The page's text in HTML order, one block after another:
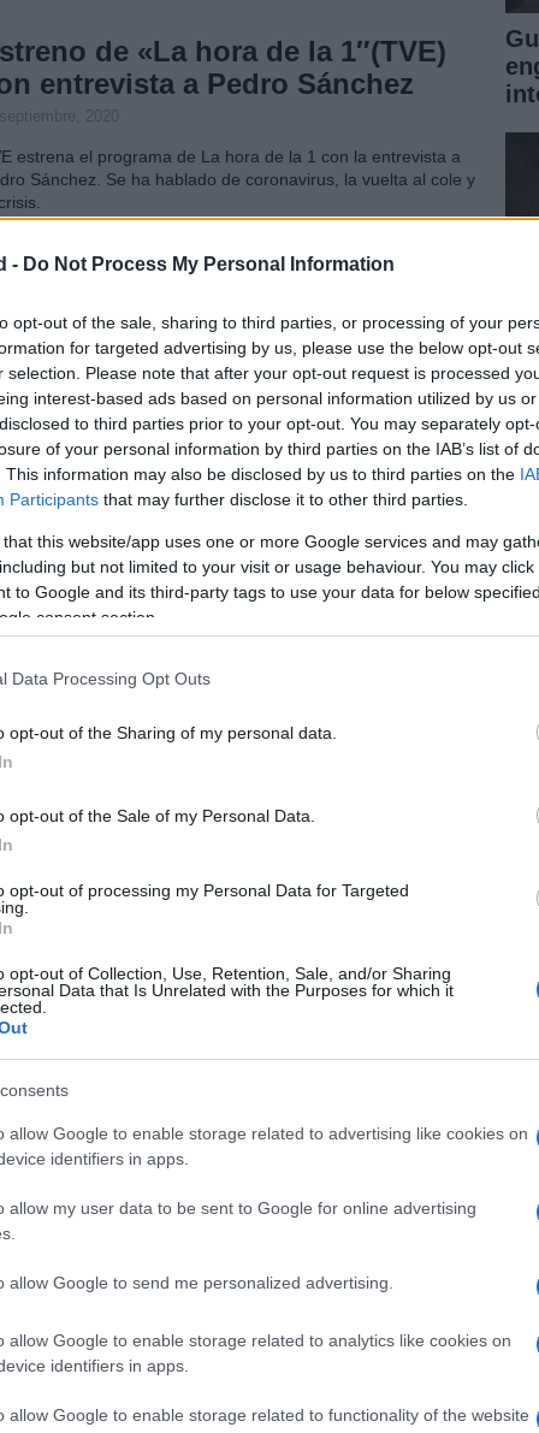
- Do Not Process My Personal Information
opt-out of the sale, sharing to third parties, or processing of your
for targeted advertising by us, please use the below opt-out
selection. Please note that after your opt-out request is processed
interest-based ads based on personal information utilized by us
to third parties prior to your opt-out. You may separately
of your personal information by third parties on the IAB’s list of
This information may also be disclosed by us to third parties on the
Participants that may further disclose it to other third parties.
that this website/app uses one or more Google services and may
but not limited to your visit or usage behaviour. You may
to Google and its third-party tags to use your data for below
consent section.
Data Processing Opt Outs
opt-out of the Sharing of my personal data.
opt-out of the Sale of my Personal Data.
opt-out of processing my Personal Data for Targeted
opt-out of Collection, Use, Retention, Sale, and/or Sharing
Data that Is Unrelated with the Purposes for which it
allow Google to enable storage related to advertising like cookies on
identifiers in apps.
allow my user data to be sent to Google for online advertising
allow Google to send me personalized advertising.
allow Google to enable storage related to analytics like cookies on
identifiers in apps.
allow Google to enable storage related to functionality of the website
de «La hora de la 1″(TVE)
entrevista a Pedro Sánchez
2020
estrena el programa de La hora de la 1 con la entrevista a
Sánchez. Se ha hablado de coronavirus, la vuelta al cole y
padre de Javi en “Verano
Manuel Gallardo Lechet, actor que dio vida al padre de
en la famosa serie “Verano Azul”. Ha sido uno de los mayores
de España.
sobre la nueva temporada de
hombres de Paco’
julio, 2020
temporada de ‘Los hombres de Paco’ comenzará a
Broncano fue operado con
para poner fin a su problema de hiperhidrosis.
Hermano se cancela a raíz del
Carlota Prado
Hermano, mientras espera la resolución del juicio del Caso
Prado.
para televisión de KillZone
mentira pero ya sólo estamos a poco menos de una
para que salga a la venta el que probablemente sea el
El día 26…